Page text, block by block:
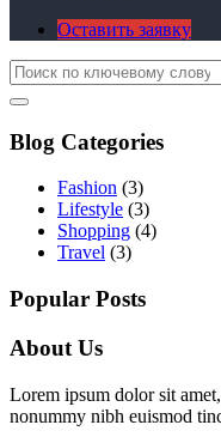
Оставить заявку
Blog Categories
Fashion (3)
Lifestyle (3)
Shopping (4)
Travel (3)
Popular Posts
About Us
Lorem ipsum dolor sit
nonummy nibh euismod